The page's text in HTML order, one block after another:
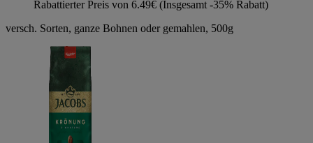
Rabattierter Preis von 6.49€ (Insgesamt -35% Rabatt)
versch. Sorten, ganze Bohnen oder gemahlen, 500g